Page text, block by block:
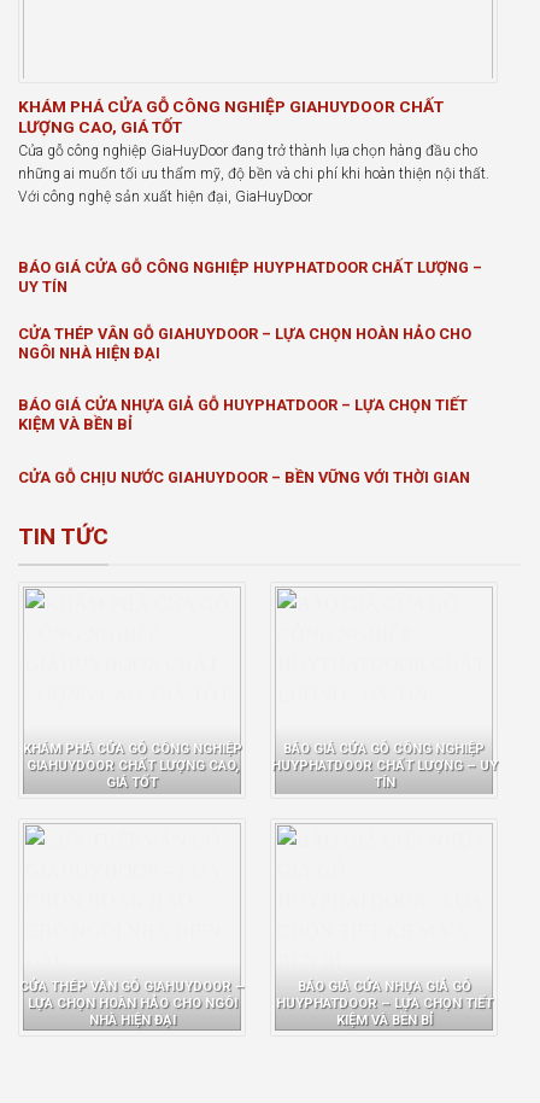
KHÁM PHÁ CỬA GỖ CÔNG NGHIỆP GIAHUYDOOR CHẤT
LƯỢNG CAO, GIÁ TỐT
Cửa gỗ công nghiệp GiaHuyDoor đang trở thành lựa chọn hàng đầu cho
những ai muốn tối ưu thẩm mỹ, độ bền và chi phí khi hoàn thiện nội thất.
Với công nghệ sản xuất hiện đại, GiaHuyDoor
BÁO GIÁ CỬA GỖ CÔNG NGHIỆP HUYPHATDOOR CHẤT LƯỢNG –
UY TÍN
CỬA THÉP VÂN GỖ GIAHUYDOOR – LỰA CHỌN HOÀN HẢO CHO
NGÔI NHÀ HIỆN ĐẠI
BÁO GIÁ CỬA NHỰA GIẢ GỖ HUYPHATDOOR – LỰA CHỌN TIẾT
KIỆM VÀ BỀN BỈ
CỬA GỖ CHỊU NƯỚC GIAHUYDOOR – BỀN VỮNG VỚI THỜI GIAN
TIN TỨC
KHÁM PHÁ CỬA GỖ CÔNG NGHIỆP
GIAHUYDOOR CHẤT LƯỢNG CAO,
GIÁ TỐT
BÁO GIÁ CỬA GỖ CÔNG NGHIỆP
HUYPHATDOOR CHẤT LƯỢNG – UY
TÍN
CỬA THÉP VÂN GỖ GIAHUYDOOR –
LỰA CHỌN HOÀN HẢO CHO NGÔI
NHÀ HIỆN ĐẠI
BÁO GIÁ CỬA NHỰA GIẢ GỖ
HUYPHATDOOR – LỰA CHỌN TIẾT
KIỆM VÀ BỀN BỈ